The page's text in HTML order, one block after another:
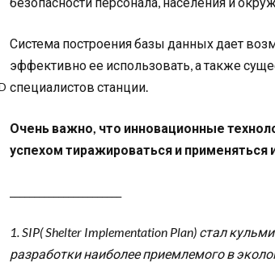
Система построения базы данных дает
эффективно ее использовать, а также
специалистов станции.
Очень важно, что инновационные
успехом тиражироваться и применяться
1. SIP( Shelter Implementation Plan) стал
разработки наиболее приемлемого в